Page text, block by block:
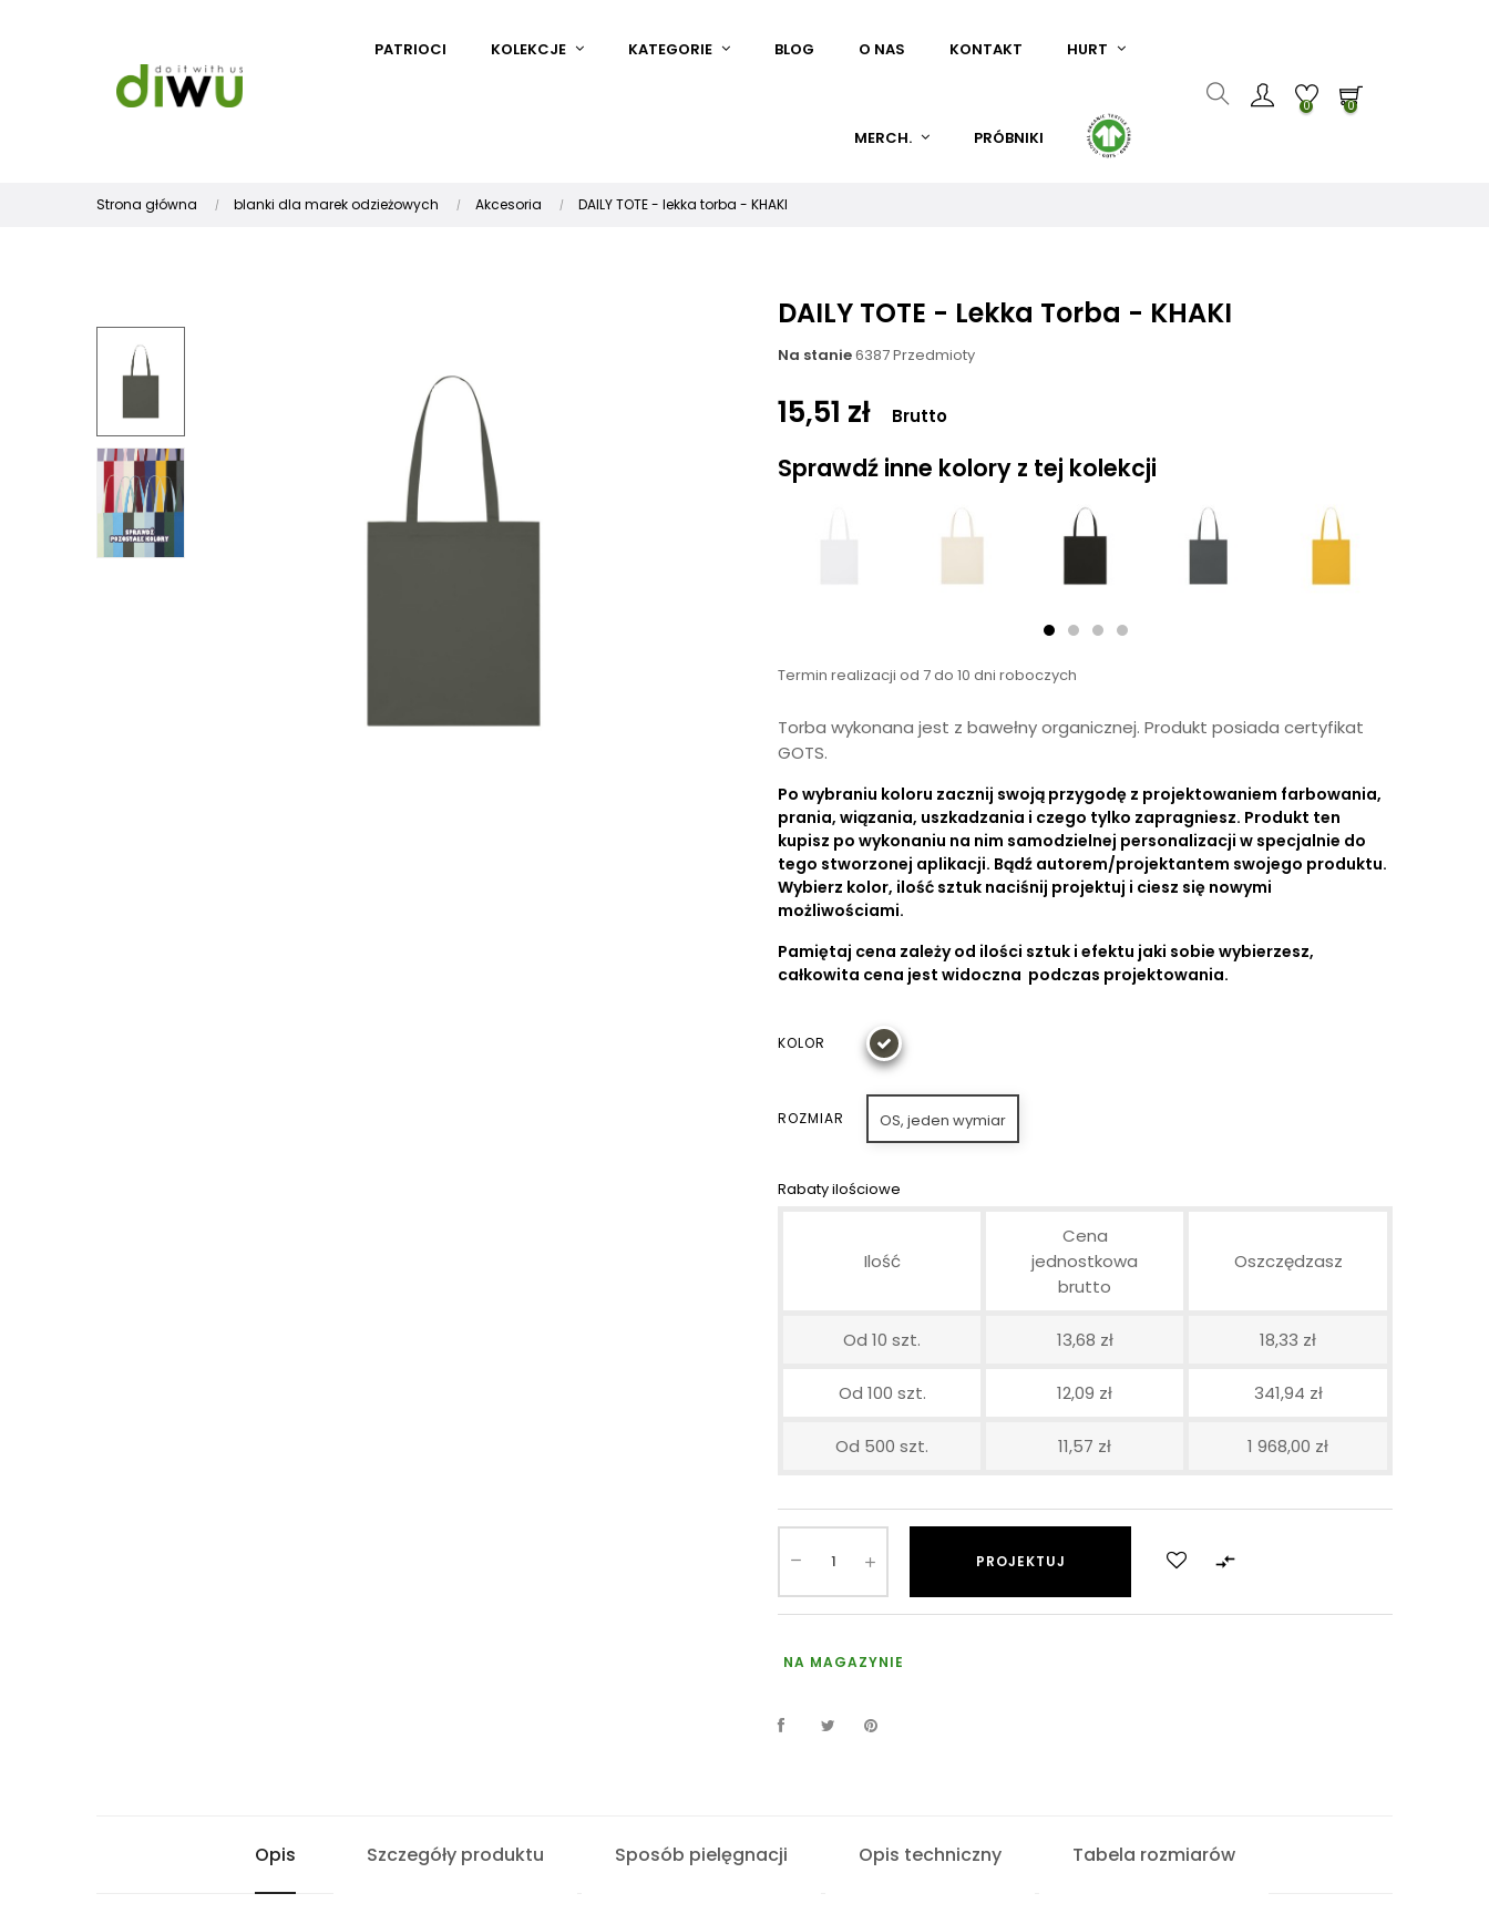
PATRIOCI KOLEKCJE KATEGORIE BLOG O NAS KONTAKT HURT
MERCH. PRÓBNIKI
0 0
Strona główna blanki dla marek odzieżowych Akcesoria DAILY TOTE - lekka torba - KHAKI
DAILY TOTE - Lekka Torba - KHAKI
Na stanie6387 Przedmioty
15,51 zł Brutto
Sprawdź inne kolory z tej kolekcji
Termin realizacji od 7 do 10 dni roboczych
Torba wykonana jest z bawełny organicznej. Produkt posiada certyfikat
GOTS.
Po wybraniu koloru zacznij swoją przygodę z projektowaniem farbowania,
prania, wiązania, uszkadzania i czego tylko zapragniesz. Produkt ten
kupisz po wykonaniu na nim samodzielnej personalizacji w specjalnie do
tego stworzonej aplikacji. Bądź autorem/projektantem swojego produktu.
Wybierz kolor, ilość sztuk naciśnij projektuj i ciesz się nowymi
możliwościami.
Pamiętaj cena zależy od ilości sztuk i efektu jaki sobie wybierzesz,
całkowita cena jest widoczna podczas projektowania.
KOLOR
ROZMIAR OS, jeden wymiar
Rabaty ilościowe
Ilość
Cena
jednostkowa
brutto
Oszczędzasz
Od 10 szt. 13,68 zł 18,33 zł
Od 100 szt. 12,09 zł 341,94 zł
Od 500 szt. 11,57 zł 1 968,00 zł
PROJEKTUJ 
NA MAGAZYNIE
Opis Szczegóły produktu Sposób pielęgnacji Opis techniczny Tabela rozmiarów